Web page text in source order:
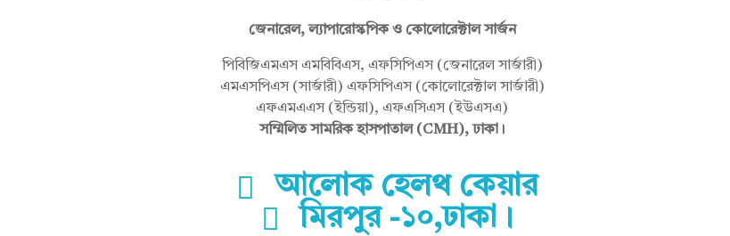
জেনারেল, ল্যাপারোস্কপিক ও কোলোরেক্টাল সার্জন
পিবিজিএমএস এমবিবিএস, এফসিপিএস (জেনারেল সার্জারী)
এমএসপিএস (সার্জারী) এফসিপিএস (কোলোরেক্টাল সার্জারী)
এফএমএএস (ইন্ডিয়া), এফএসিএস (ইউএসএ)
সম্মিলিত সামরিক হাসপাতাল (CMH), ঢাকা।
আলোক হেলথ কেয়ার
মিরপুর -১০,ঢাকা।